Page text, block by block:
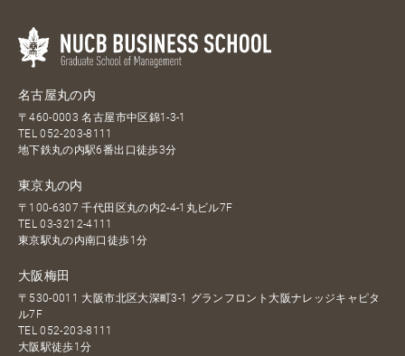
名古屋丸の内
〒460-0003 名古屋市中区錦1-3-1
TEL052-203-8111
地下鉄丸の内駅6番出口徒歩3分
東京丸の内
〒100-6307 千代田区丸の内2-4-1丸ビル7F
TEL03-3212-4111
東京駅丸の内南口徒歩1分
大阪梅田
〒530-0011 大阪市北区大深町3-1 グランフロント大阪ナレッジキャピタ
ル7F
TEL052-203-8111
大阪駅徒歩1分